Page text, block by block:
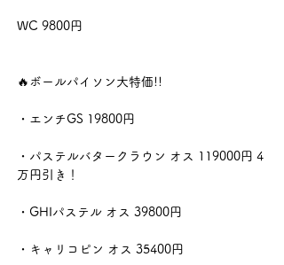
WC 9800円
🔥ボールパイソン大特価!!
・エンチGS 19800円
・パステルバタークラウン オス 119000円 4
万円引き！
・GHIパステル オス 39800円
・キャリコピン オス 35400円